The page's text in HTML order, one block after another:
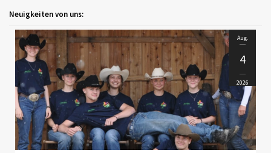
EWU-SHOP
LOGIN
Neuigkeiten von uns:
Aug.
4
2026